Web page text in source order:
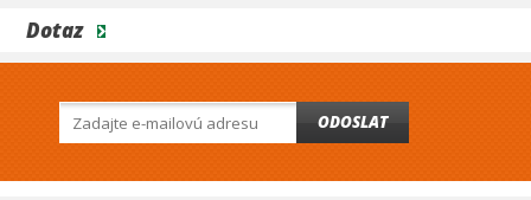
Dotaz
ODOSLAT